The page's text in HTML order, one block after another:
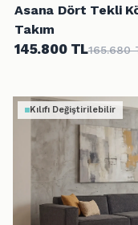
Asana Dört Tekli
Takım
145.800 TL165.680
Kılıfı Değiştirilebilir